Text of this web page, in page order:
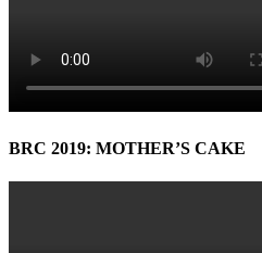
BRC 2019: MOTHER’S CAKE